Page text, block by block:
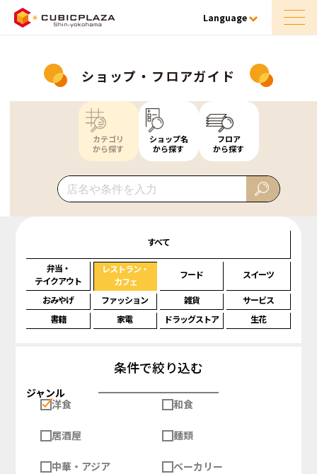
Language
ショップ・フロアガイド
カテゴリ
から探す
ショップ名
から探す
フロア
から探す
すべて
弁当・
テイクアウト
レストラン・
カフェ
フード スイーツ
おみやげ ファッション 雑貨
サービス
書籍
家電 ドラッグストア 生花
条件で絞り込む
ジャンル
洋食
和食
居酒屋 麺類
中華・アジア ベーカリー